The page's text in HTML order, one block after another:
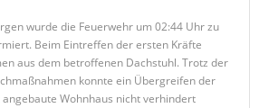
wurde die Feuerwehr um 02:44 Uhr zu
Beim Eintreffen der ersten Kräfte
aus dem betroffenen Dachstuhl. Trotz der
konnte ein Übergreifen der
Wohnhaus nicht verhindert